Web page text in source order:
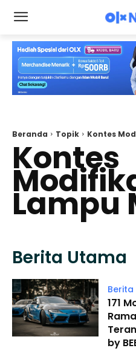
Beranda Topik Kontes
Kontes
Lampu
Berita Utama
Berita
171
by